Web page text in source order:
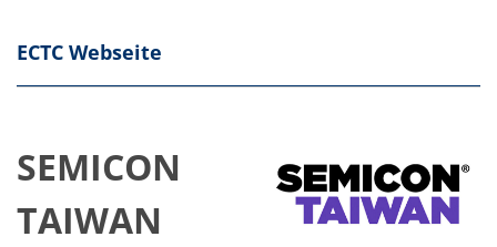
ECTC Webseite
SEMICON
TAIWAN